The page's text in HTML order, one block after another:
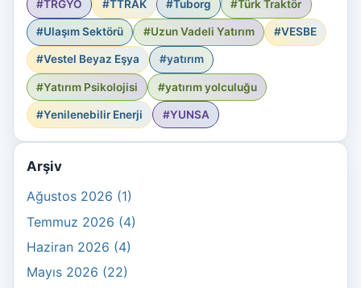
#TRGYO #TTRAK #Tuborg #Türk Traktör
#Ulaşım Sektörü #Uzun Vadeli Yatırım #VESBE
#Vestel Beyaz Eşya #yatırım
#Yatırım Psikolojisi #yatırım yolculuğu
#Yenilenebilir Enerji #YUNSA
Arşiv
Ağustos 2026 (1)
Temmuz 2026 (4)
Haziran 2026 (4)
Mayıs 2026 (22)